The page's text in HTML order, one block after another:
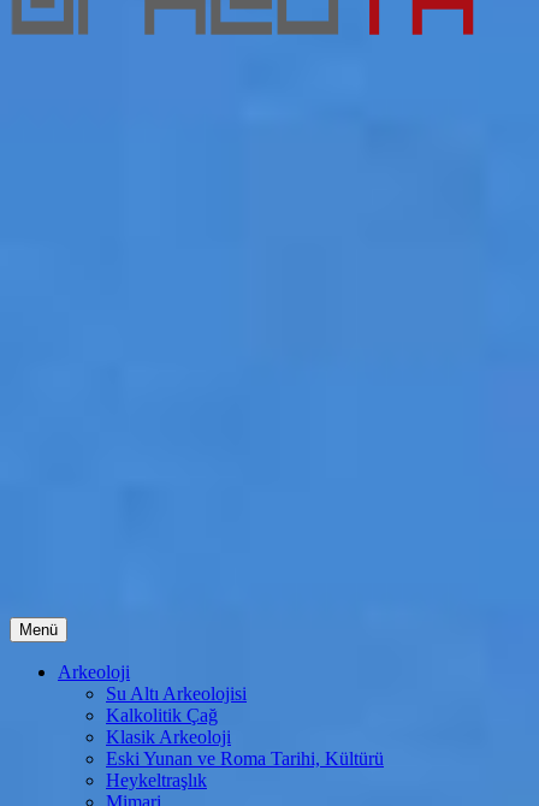
Menü İçeriğe
atla
Arkeoloji
Su Altı Arkeolojisi
Kalkolitik Çağ
Klasik Arkeoloji
Eski Yunan ve Roma Tarihi, Kültürü
Heykeltraşlık
Mimari